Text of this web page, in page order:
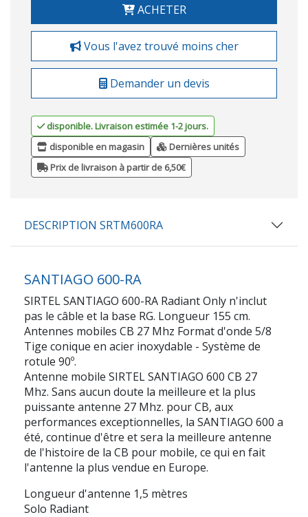
ACHETER
Vous l'avez trouvé moins cher
Demander un devis
disponible. Livraison estimée 1-2 jours.
disponible en magasin
Dernières unités
Prix de livraison à partir de 6,50€
DESCRIPTION SRTM600RA
SANTIAGO 600-RA
SIRTEL SANTIAGO 600-RA Radiant Only n'inclut
pas le câble et la base RG. Longueur 155 cm.
Antennes mobiles CB 27 Mhz Format d'onde 5/8
Tige conique en acier inoxydable - Système de
rotule 90º.
Antenne mobile SIRTEL SANTIAGO 600 CB 27
Mhz. Sans aucun doute la meilleure et la plus
puissante antenne 27 Mhz. pour CB, aux
performances exceptionnelles, la SANTIAGO 600 a
été, continue d'être et sera la meilleure antenne
de l'histoire de la CB pour mobile, ce qui en fait
l'antenne la plus vendue en Europe.
Longueur d'antenne 1,5 mètres
Solo Radiant